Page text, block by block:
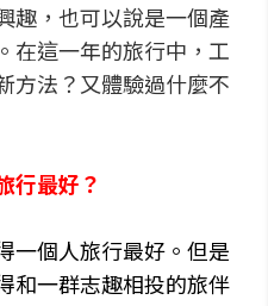
趣，也可以說是一個產
在這一年的旅行中，工
方法？又體驗過什麼不
行最好？
一個人旅行最好。但是
和一群志趣相投的旅伴